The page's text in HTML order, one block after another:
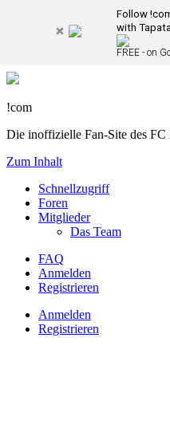
Follow
with
FREE - on
!com
Die inoffizielle Fan-Site des
Zum Inhalt
Schnellzugriff
Foren
Mitglieder
Das Team
FAQ
Anmelden
Registrieren
Anmelden
Registrieren